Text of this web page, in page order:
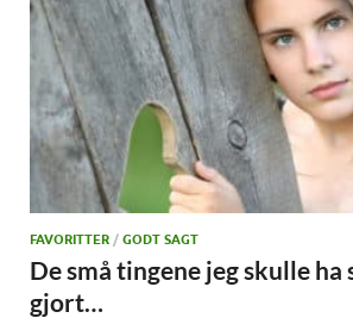
FAVORITTER / GODT SAGT
De små tingene jeg skulle ha
gjort…